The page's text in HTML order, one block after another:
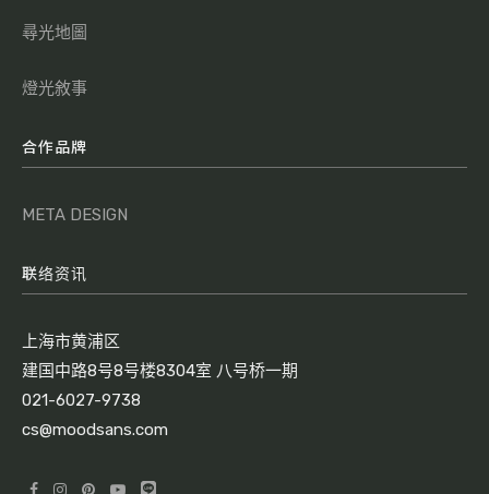
尋光地圖
燈光敘事
合作品牌
META DESIGN
联络资讯
上海市黄浦区
建国中路8号8号楼8304室 八号桥一期
021-6027-9738
cs@moodsans.com